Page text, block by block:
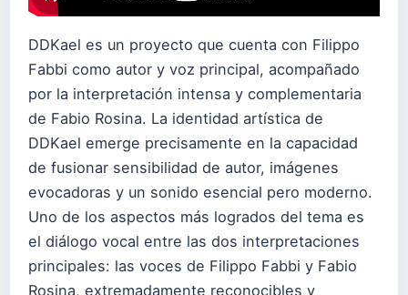
DDKael es un proyecto que cuenta con Filippo
Fabbi como autor y voz principal, acompañado
por la interpretación intensa y complementaria
de Fabio Rosina. La identidad artística de
DDKael emerge precisamente en la capacidad
de fusionar sensibilidad de autor, imágenes
evocadoras y un sonido esencial pero moderno.
Uno de los aspectos más logrados del tema es
el diálogo vocal entre las dos interpretaciones
principales: las voces de Filippo Fabbi y Fabio
Rosina, extremadamente reconocibles y